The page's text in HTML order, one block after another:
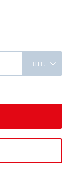
шт.